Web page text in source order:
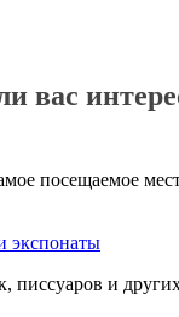
вас
посещаемое
и